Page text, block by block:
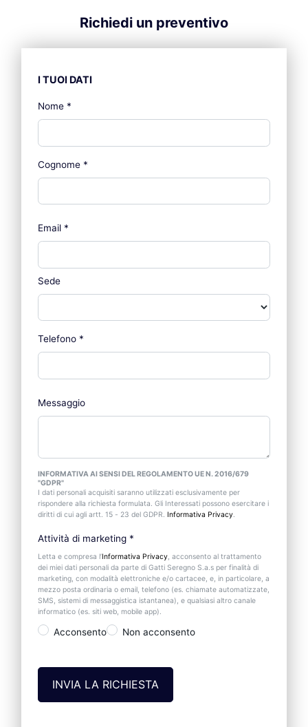
Richiedi un preventivo
I TUOI DATI
Nome *
Cognome *
Email *
Sede
Telefono *
Messaggio
INFORMATIVA AI SENSI DEL REGOLAMENTO UE N. 2016/679
"GDPR"
I dati personali acquisiti saranno utilizzati esclusivamente per
rispondere alla richiesta formulata. Gli Interessati possono esercitare i
diritti di cui agli artt. 15 - 23 del GDPR. Informativa Privacy.
Attività di marketing *
Letta e compresa l’Informativa Privacy, acconsento al trattamento
dei miei dati personali da parte di Gatti Seregno S.a.s per finalità di
marketing, con modalità elettroniche e/o cartacee, e, in particolare, a
mezzo posta ordinaria o email, telefono (es. chiamate automatizzate,
SMS, sistemi di messaggistica istantanea), e qualsiasi altro canale
informatico (es. siti web, mobile app).
Acconsento Non acconsento